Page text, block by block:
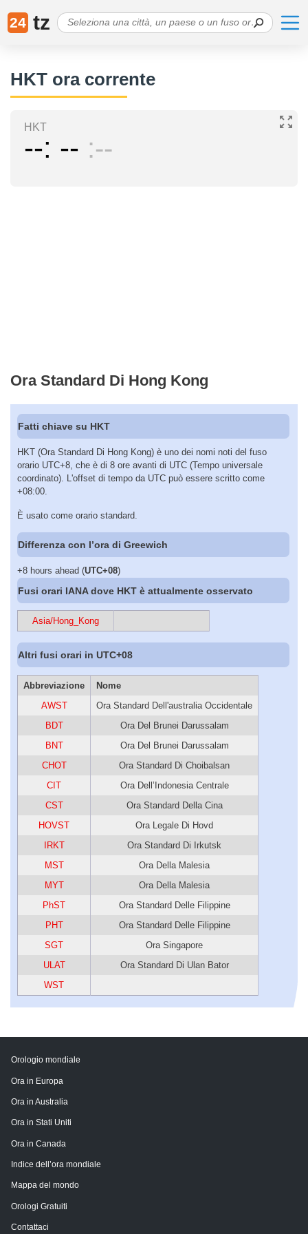
24 tz
HKT ora corrente
HKT
-- -- --
Ora Standard Di Hong Kong
Fatti chiave su HKT
HKT (Ora Standard Di Hong Kong) è uno dei nomi noti del fuso
orario UTC+8, che è di 8 ore avanti di UTC (Tempo universale
coordinato). L'offset di tempo da UTC può essere scritto come
+08:00.
È usato come orario standard.
Differenza con l’ora di Greewich
+8 hours ahead (UTC+08)
Fusi orari IANA dove HKT è attualmente osservato
Asia/Hong_Kong
Altri fusi orari in UTC+08
Abbreviazione
Nome
AWST
Ora Standard Dell'australia Occidentale
BDT
Ora Del Brunei Darussalam
BNT
Ora Del Brunei Darussalam
CHOT
Ora Standard Di Choibalsan
CIT
Ora Dell’Indonesia Centrale
CST
Ora Standard Della Cina
HOVST
Ora Legale Di Hovd
IRKT
Ora Standard Di Irkutsk
MST
Ora Della Malesia
MYT
Ora Della Malesia
PhST
Ora Standard Delle Filippine
PHT
Ora Standard Delle Filippine
SGT
Ora Singapore
ULAT
Ora Standard Di Ulan Bator
WST
Orologio mondiale
Ora in Europa
Ora in Australia
Ora in Stati Uniti
Ora in Canada
Indice dell’ora mondiale
Mappa del mondo
Orologi Gratuiti
Contattaci